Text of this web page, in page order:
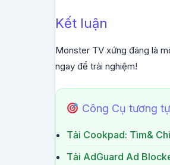
Kết luận
Monster TV xứng đáng là
ngay để trải nghiệm!
Công Cụ tương tự
Tải Cookpad: Tìm&
Tải AdGuard Ad